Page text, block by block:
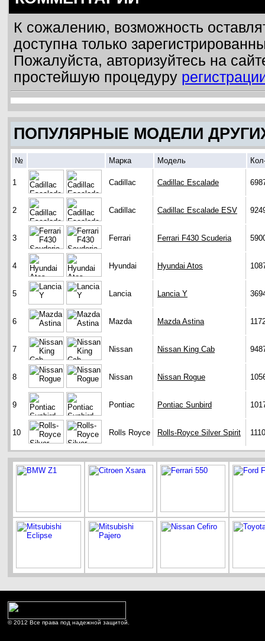
К сожалению, возможность
доступна только
Пожалуйста, авторизуйтесь на
простейшую процедуру
ПОПУЛЯРНЫЕ МОДЕЛИ
№ Марка Модель
1 Cadillac Cadillac Escalade
2 Cadillac Cadillac Escalade ESV
3 Ferrari Ferrari F430 Scuderia
4 Hyundai Hyundai Atos
5 Lancia Lancia Y
6 Mazda Mazda Astina
7 Nissan Nissan King Cab
8 Nissan Nissan Rogue
9 Pontiac Pontiac Sunbird
10 Rolls Royce Rolls-Royce Silver Spirit
© 2012 Все права под надежной защитой.